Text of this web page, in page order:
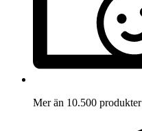
Mer än 10.500 produkter